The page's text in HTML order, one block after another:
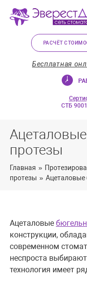
РАСЧЁТ
Бесплатная
СТБ
протезы
Главная »
протезы » Ацеталовые
Ацеталовые
конструкции,
современном
неспроста
технология имеет